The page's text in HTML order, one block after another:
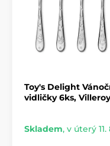
klasiky jsou prostě
barvami,
Skvělý způsob, jak
kolekce
Toy’s
detailům oblíbená
Produkt je
Toy's Delight
vidličky 6ks,
Skladem, v úterý 11.